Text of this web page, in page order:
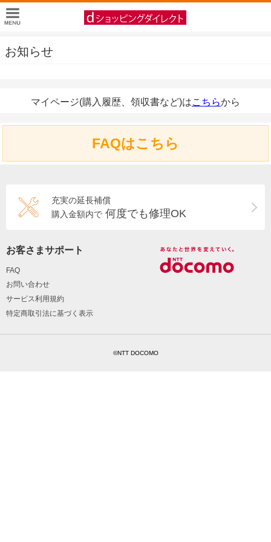
お知らせ
マイページ(購入履歴、領収書など)はこちらから
FAQはこちら
充実の延長補償
購入金額内で 何度でも修理OK
お客さまサポート
FAQ
お問い合わせ
サービス利用規約
特定商取引法に基づく表示
©NTT DOCOMO